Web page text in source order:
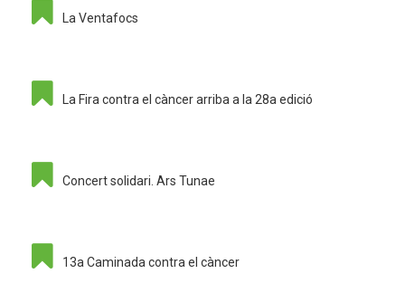
La Ventafocs
La Fira contra el càncer arriba a la 28a edició
Concert solidari. Ars Tunae
13a Caminada contra el càncer